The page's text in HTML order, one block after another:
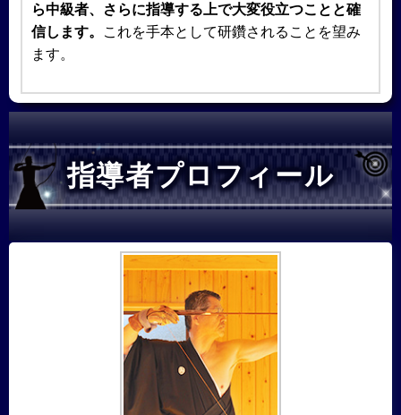
ら中級者、さらに指導する上で大変役立つことと確
信します。
これを手本として研鑽されることを望み
ます。
指導者プロフィール